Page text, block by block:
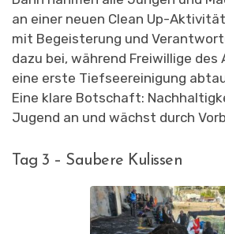
an einer neuen Clean Up-
mit Begeisterung und
dazu bei, während Freiwillige des
eine erste Tiefseereinigung
Eine klare Botschaft:
Jugend an und wächst durch
Tag 3 – Saubere Kulissen